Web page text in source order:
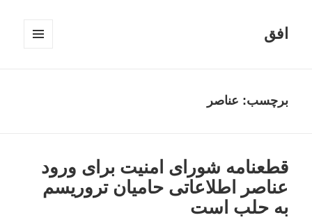
افق
برچسب: عناصر
قطعنامه شورای امنیت برای ورود
عناصر اطلاعاتی حامیان تروریسم
به حلب است